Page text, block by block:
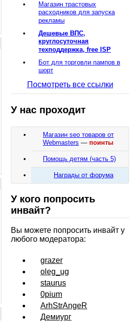
Магазин трастовых
расходников для запуска
рекламы
Дешевые ВПС,
круглосуточная
техподдержка, free ISP
Бот для торговли пампов в
шорт
Посмотреть все ссылки
У нас проходит
Магазин seo товаров от
Webmasters — поинты
Помощь детям (часть 5)
Награды от форума
У кого попросить
инвайт?
Вы можете попросить инвайт у
любого модератора:
grazer
oleg_ug
staurus
0pium
ArhStrAngeR
Демиург